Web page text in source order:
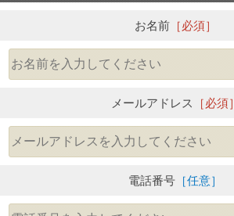
お名前［必須］
メールアドレス ［必須］
電話番号 ［任意］